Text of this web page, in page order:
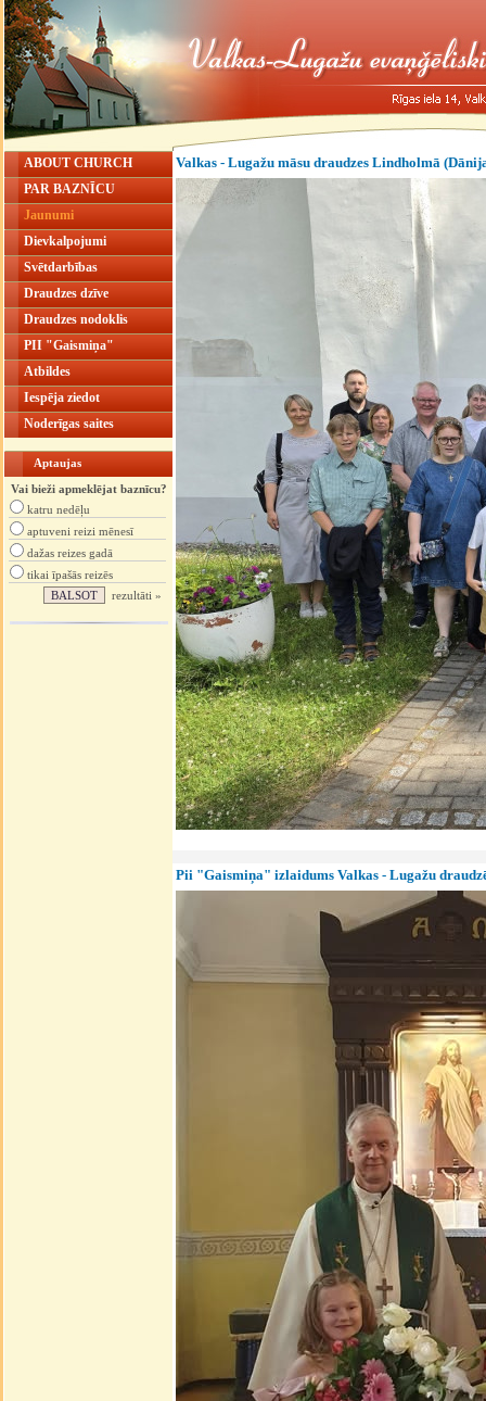
ABOUT CHURCH
PAR BAZNĪCU
Jaunumi
Dievkalpojumi
Svētdarbības
Draudzes dzīve
Draudzes nodoklis
PII "Gaismiņa"
Atbildes
Iespēja ziedot
Noderīgas saites
Aptaujas
Vai bieži apmeklējat baznīcu?
katru nedēļu
aptuveni reizi mēnesī
dažas reizes gadā
tikai īpašās reizēs
rezultāti »
Valkas - Lugažu māsu draudzes Lindholmā
Pii "Gaismiņa" izlaidums Valkas - Lugažu